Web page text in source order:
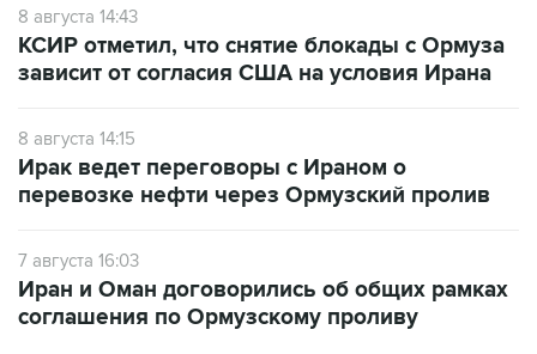
8 августа 14:43
КСИР отметил, что снятие блокады с Ормуза
зависит от согласия США на условия Ирана
8 августа 14:15
Ирак ведет переговоры с Ираном о
перевозке нефти через Ормузский пролив
7 августа 16:03
Иран и Оман договорились об общих рамках
соглашения по Ормузскому проливу